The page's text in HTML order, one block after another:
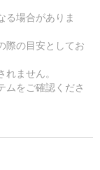
る場合がありま
際の目安としてお
ません。
ムをご確認くださ